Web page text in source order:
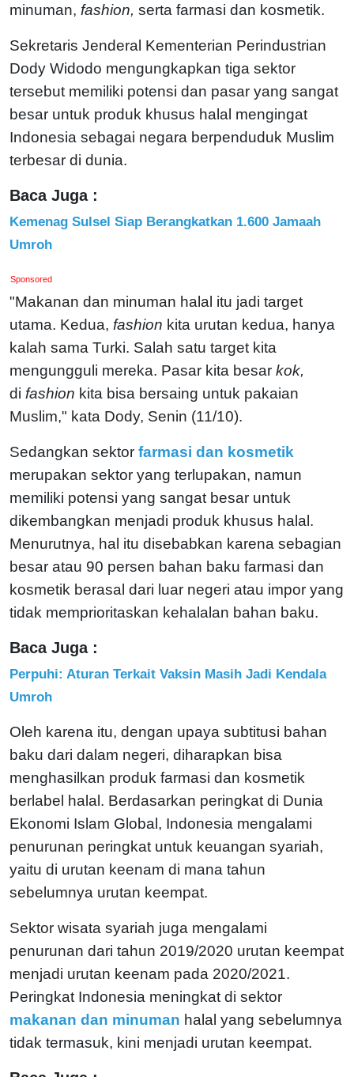
minuman, fashion, serta farmasi dan kosmetik.
Sekretaris Jenderal Kementerian Perindustrian
Dody Widodo mengungkapkan tiga sektor
tersebut memiliki potensi dan pasar yang sangat
besar untuk produk khusus halal mengingat
Indonesia sebagai negara berpenduduk Muslim
terbesar di dunia.
Baca Juga :
Kemenag Sulsel Siap Berangkatkan 1.600 Jamaah
Umroh
Sponsored
"Makanan dan minuman halal itu jadi target
utama. Kedua, fashion kita urutan kedua, hanya
kalah sama Turki. Salah satu target kita
mengungguli mereka. Pasar kita besar kok,
di fashion kita bisa bersaing untuk pakaian
Muslim," kata Dody, Senin (11/10).
Sedangkan sektor farmasi dan kosmetik
merupakan sektor yang terlupakan, namun
memiliki potensi yang sangat besar untuk
dikembangkan menjadi produk khusus halal.
Menurutnya, hal itu disebabkan karena sebagian
besar atau 90 persen bahan baku farmasi dan
kosmetik berasal dari luar negeri atau impor yang
tidak memprioritaskan kehalalan bahan baku.
Baca Juga :
Perpuhi: Aturan Terkait Vaksin Masih Jadi Kendala
Umroh
Oleh karena itu, dengan upaya subtitusi bahan
baku dari dalam negeri, diharapkan bisa
menghasilkan produk farmasi dan kosmetik
berlabel halal. Berdasarkan peringkat di Dunia
Ekonomi Islam Global, Indonesia mengalami
penurunan peringkat untuk keuangan syariah,
yaitu di urutan keenam di mana tahun
sebelumnya urutan keempat.
Sektor wisata syariah juga mengalami
penurunan dari tahun 2019/2020 urutan keempat
menjadi urutan keenam pada 2020/2021.
Peringkat Indonesia meningkat di sektor
makanan dan minuman halal yang sebelumnya
tidak termasuk, kini menjadi urutan keempat.